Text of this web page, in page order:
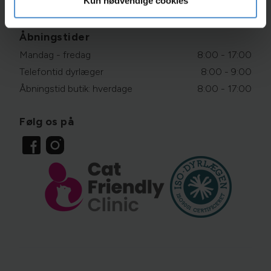
Persondatapolitik
Åbningstider
Mandag - fredag
8:00 - 17:00
Telefontid dyrlæger
8:00 - 9:00
Åbningstid butik: hverdage
8:00 - 17:00
Følg os på